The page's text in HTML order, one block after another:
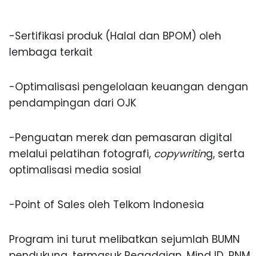
-Sertifikasi produk (Halal dan BPOM) oleh
lembaga terkait
-Optimalisasi pengelolaan keuangan dengan
pendampingan dari OJK
-Penguatan merek dan pemasaran digital
melalui pelatihan fotografi, copywriting, serta
optimalisasi media sosial
-Point of Sales oleh Telkom Indonesia
Program ini turut melibatkan sejumlah BUMN